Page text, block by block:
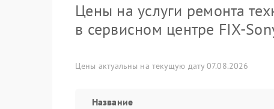
Цены на услуги ремонта
в сервисном центре FIX-
Цены актуальны на текущую дату 07.08.2026
Название